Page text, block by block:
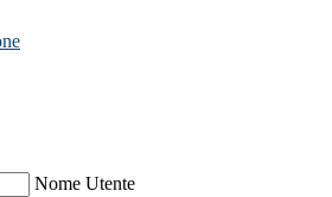
Nome Utente